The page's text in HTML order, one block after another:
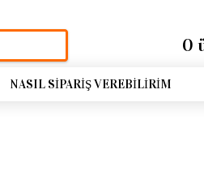
0
NASIL SIPARIŞ VEREBILIRIM